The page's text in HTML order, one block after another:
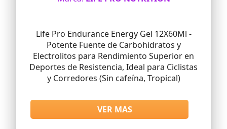
Life Pro Endurance Energy Gel 12X60Ml -
Potente Fuente de Carbohidratos y
Electrolitos para Rendimiento Superior en
Deportes de Resistencia, Ideal para Ciclistas
y Corredores (Sin cafeína, Tropical)
VER MAS